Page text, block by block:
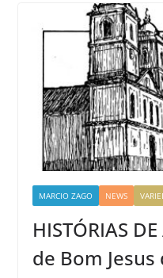
MARCIO ZAGO NEWS
HISTÓRIAS
de Bom